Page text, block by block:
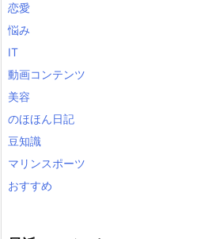
恋愛
悩み
IT
動画コンテンツ
美容
のほほん日記
豆知識
マリンスポーツ
おすすめ